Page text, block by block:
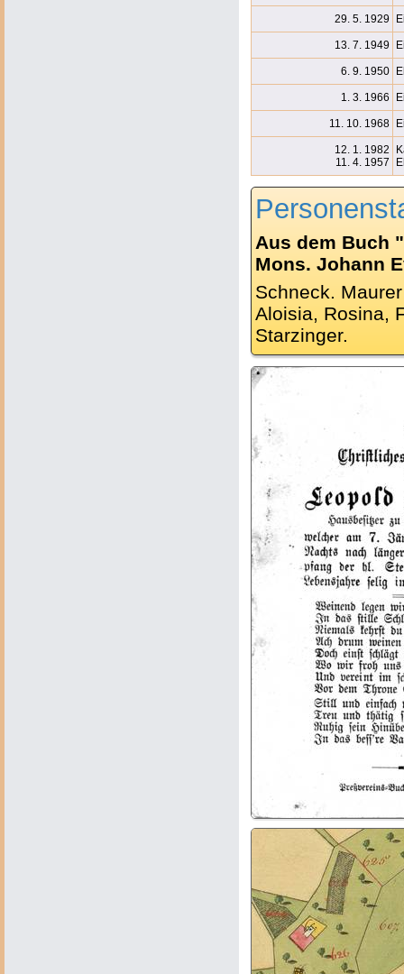
29. 5. 1929
13. 7. 1949
6. 9. 1950
1. 3. 1966
11. 10. 1968
12. 1. 1982
11. 4. 1957
Aus dem Buch
Mons. Johann
Schneck.
Aloisia, Rosina,
Starzinger.